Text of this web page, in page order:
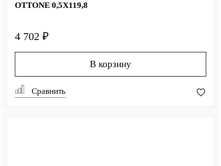
OTTONE 0,5X119,8
4 702 ₽
В корзину
Сравнить